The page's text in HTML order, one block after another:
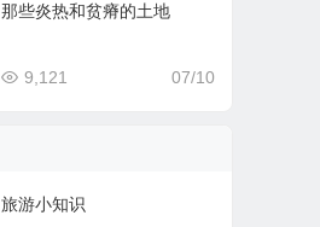
那些炎热和贫瘠的土地
07/10
9,121
旅游小知识